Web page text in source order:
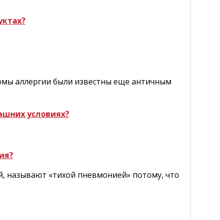
аллергии были известны еще античным
условиях?
называют «тихой пневмонией» потому, что